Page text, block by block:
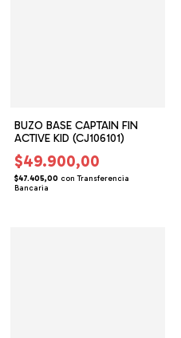
BUZO BASE CAPTAIN FIN
ACTIVE KID (CJ106101)
$49.900,00
$47.405,00 con Transferencia
Bancaria